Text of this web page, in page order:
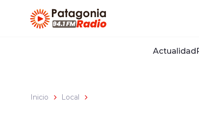
Actualidad
Inicio Local